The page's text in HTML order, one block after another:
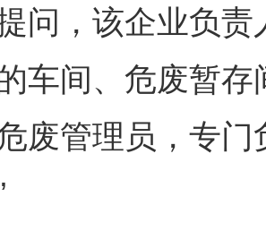
问，该企业负
车间、危废暂存
废管理员，专